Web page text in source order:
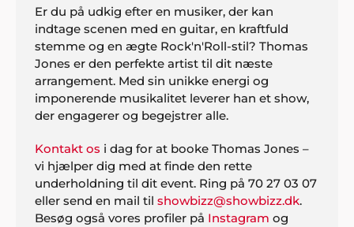
Er du på udkig efter en musiker, der kan
indtage scenen med en guitar, en kraftfuld
stemme og en ægte Rock'n'Roll-stil? Thomas
Jones er den perfekte artist til dit næste
arrangement. Med sin unikke energi og
imponerende musikalitet leverer han et show,
der engagerer og begejstrer alle.
Kontakt os i dag for at booke Thomas Jones –
vi hjælper dig med at finde den rette
underholdning til dit event. Ring på 70 27 03 07
eller send en mail til showbizz@showbizz.dk.
Besøg også vores profiler på Instagram og